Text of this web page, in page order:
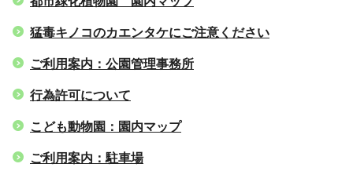
猛毒キノコのカエンタケにご注意ください
ご利用案内：公園管理事務所
行為許可について
こども動物園：園内マップ
ご利用案内：駐車場